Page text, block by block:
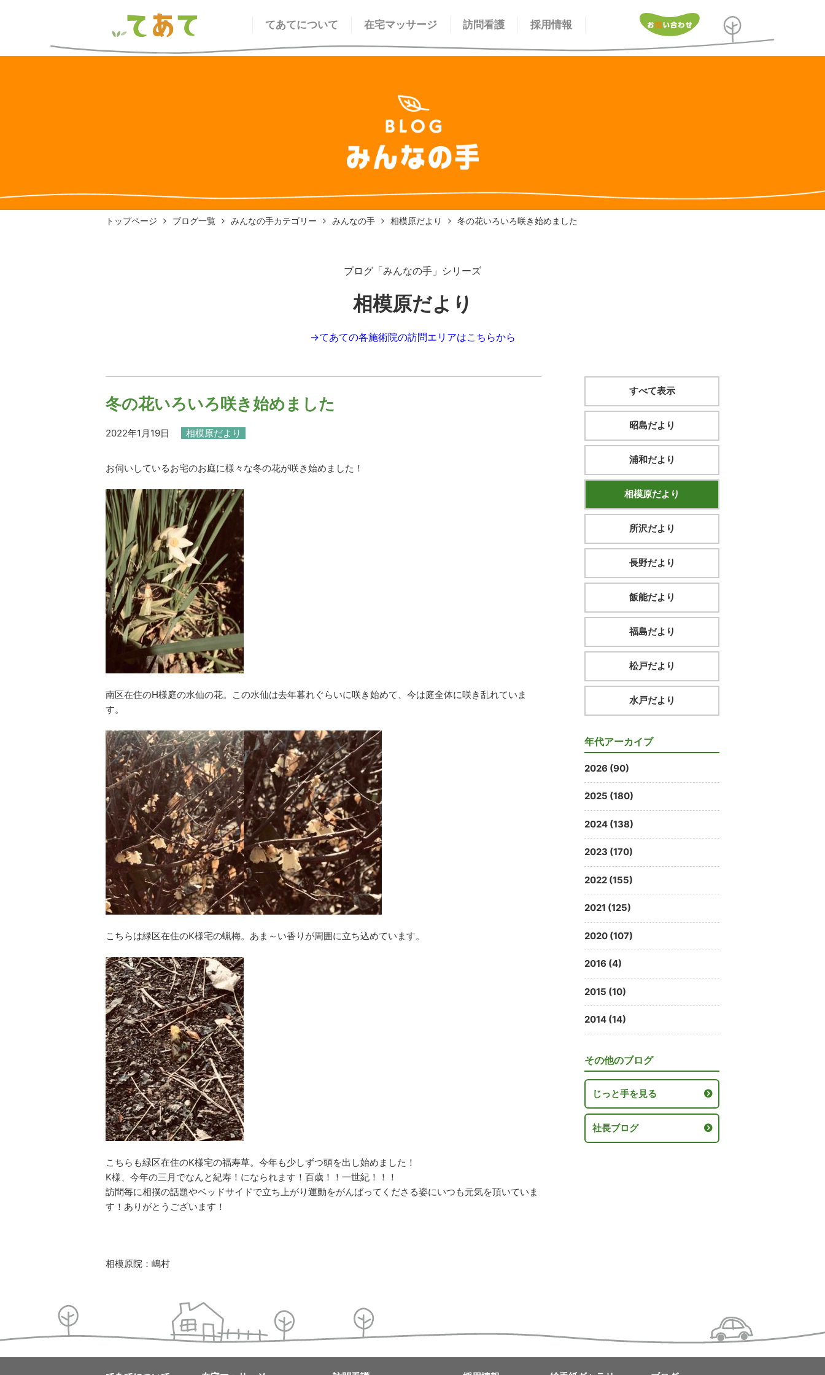
てあてについて 在宅マッサージ 訪問看護 採用情報
トップページ ブログ一覧 みんなの手カテゴリー みんなの手 相模原だより 冬の花いろいろ咲き始めました
ブログ「みんなの手」シリーズ
相模原だより
→てあての各施術院の訪問エリアはこちらから
冬の花いろいろ咲き始めました
2022年1月19日 相模原だより
お伺いしているお宅のお庭に様々な冬の花が咲き始めました！
南区在住のH様庭の水仙の花。この水仙は去年暮れぐらいに咲き始めて、今は庭全体に咲き乱れていま
す。
こちらは緑区在住のK様宅の蝋梅。あま～い香りが周囲に立ち込めています。
こちらも緑区在住のK様宅の福寿草。今年も少しずつ頭を出し始めました！
K様、今年の三月でなんと紀寿！になられます！百歳！！一世紀！！！
訪問毎に相撲の話題やベッドサイドで立ち上がり運動をがんばってくださる姿にいつも元気を頂いていま
す！ありがとうございます！
相模原院：嶋村
すべて表示
昭島だより
浦和だより
相模原だより
所沢だより
長野だより
飯能だより
福島だより
松戸だより
水戸だより
年代アーカイブ
2026 (90)
2025 (180)
2024 (138)
2023 (170)
2022 (155)
2021 (125)
2020 (107)
2016 (4)
2015 (10)
2014 (14)
その他のブログ
じっと手を見る
社長ブログ